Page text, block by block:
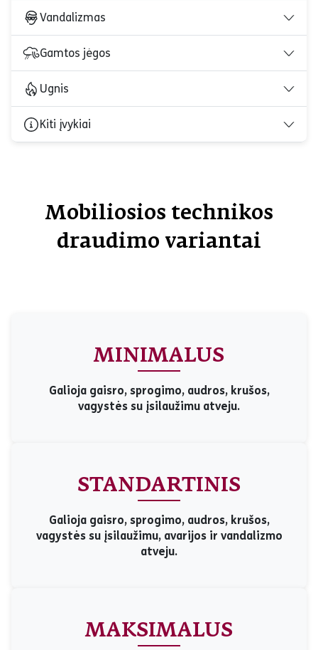
Vandalizmas
Gamtos jėgos
Ugnis
Kiti įvykiai
Mobiliosios technikos
draudimo variantai
MINIMALUS
Galioja gaisro, sprogimo, audros, krušos,
vagystės su įsilaužimu atveju.
STANDARTINIS
Galioja gaisro, sprogimo, audros, krušos,
vagystės su įsilaužimu, avarijos ir vandalizmo
atveju.
MAKSIMALUS